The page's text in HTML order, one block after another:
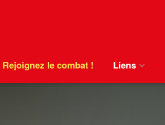
le combat ! Liens